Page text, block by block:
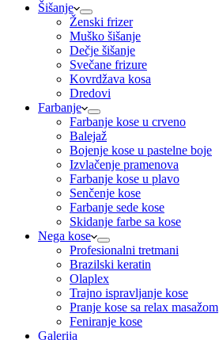
Šišanje
Ženski frizer
Muško šišanje
Dečje šišanje
Svečane frizure
Kovrdžava kosa
Dredovi
Farbanje
Farbanje kose u crveno
Balejaž
Bojenje kose u pastelne boje
Izvlačenje pramenova
Farbanje kose u plavo
Senčenje kose
Farbanje sede kose
Skidanje farbe sa kose
Nega kose
Profesionalni tretmani
Brazilski keratin
Olaplex
Trajno ispravljanje kose
Pranje kose sa relax masažom
Feniranje kose
Galerija